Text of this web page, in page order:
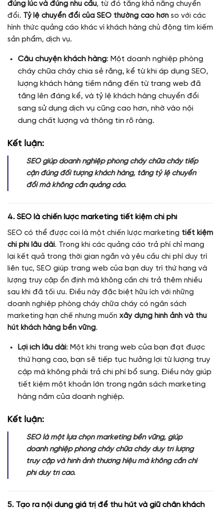
đúng lúc và đúng nhu cầu, từ đó tăng khả năng chuyển
đổi. Tỷ lệ chuyển đổi của SEO thường cao hơn so với các
hình thức quảng cáo khác vì khách hàng chủ động tìm kiếm
sản phẩm, dịch vụ.
Câu chuyện khách hàng: Một doanh nghiệp phòng
cháy chữa cháy chia sẻ rằng, kể từ khi áp dụng SEO,
lượng khách hàng tiềm năng đến từ trang web đã
tăng lên đáng kể, và tỷ lệ khách hàng chuyển đổi
sang sử dụng dịch vụ cũng cao hơn, nhờ vào nội
dung chất lượng và thông tin rõ ràng.
Kết luận:
SEO giúp doanh nghiệp phòng cháy chữa cháy tiếp
cận đúng đối tượng khách hàng, tăng tỷ lệ chuyển
đổi mà không cần quảng cáo.
4. SEO là chiến lược marketing tiết kiệm chi phí
SEO có thể được coi là một chiến lược marketing tiết kiệm
chi phí lâu dài. Trong khi các quảng cáo trả phí chỉ mang
lại kết quả trong thời gian ngắn và yêu cầu chi phí duy trì
liên tục, SEO giúp trang web của bạn duy trì thứ hạng và
lượng truy cập ổn định mà không cần chi trả thêm nhiều
sau khi đã tối ưu. Điều này đặc biệt hữu ích với những
doanh nghiệp phòng cháy chữa cháy có ngân sách
marketing hạn chế nhưng muốn xây dựng hình ảnh và thu
hút khách hàng bền vững.
Lợi ích lâu dài: Một khi trang web của bạn đạt được
thứ hạng cao, bạn sẽ tiếp tục hưởng lợi từ lượng truy
cập mà không phải trả chi phí bổ sung. Điều này giúp
tiết kiệm một khoản lớn trong ngân sách marketing
hàng năm của doanh nghiệp.
Kết luận:
SEO là một lựa chọn marketing bền vững, giúp
doanh nghiệp phòng cháy chữa cháy duy trì lượng
truy cập và hình ảnh thương hiệu mà không cần chi
phí duy trì cao.
5. Tạo ra nội dung giá trị để thu hút và giữ chân khách